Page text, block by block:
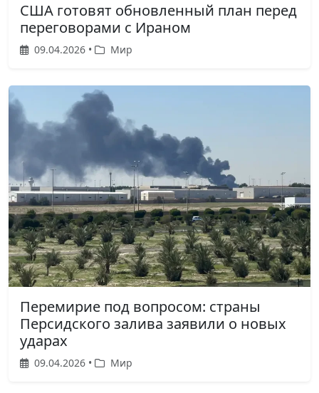
США готовят обновленный план перед
переговорами с Ираном
09.04.2026 • Мир
Перемирие под вопросом: страны
Персидского залива заявили о новых
ударах
09.04.2026 • Мир